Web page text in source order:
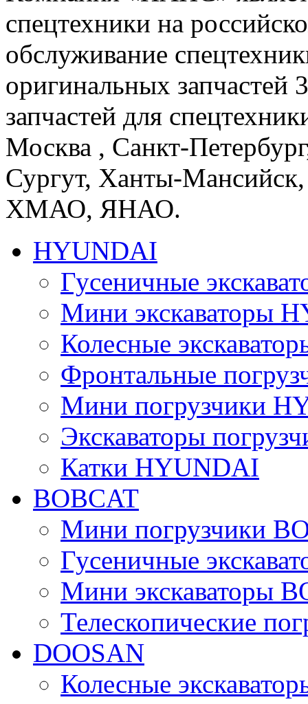
спецтехники на
обслуживание
оригинальных
запчастей для
Москва , Санкт-
Сургут, Ханты-
ХМАО, ЯНАО.
HYUNDAI
Гусеничные
Мини экскаваторы
Колесные
Фронтальные
Мини погрузчики
Экскаваторы
Катки HYUNDAI
BOBCAT
Мини погрузчики
Гусеничные
Мини экскаваторы
Телескопические
DOOSAN
Колесные